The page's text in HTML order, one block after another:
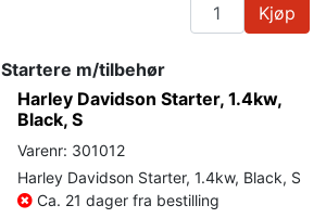
Kjøp
Startere m/tilbehør
Harley Davidson Starter, 1.4kw,
Black, S
Varenr: 301012
Harley Davidson Starter, 1.4kw, Black, S
Ca. 21 dager fra bestilling